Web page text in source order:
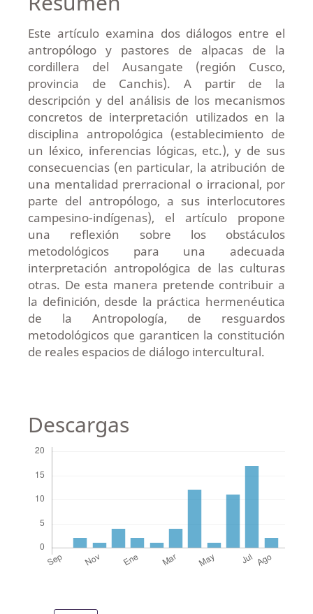
Este artículo examina dos diálogos entre el
antropólogo y pastores de alpacas de la
cordillera del Ausangate (región Cusco,
provincia de Canchis). A partir de la
descripción y del análisis de los mecanismos
concretos de interpretación utilizados en la
disciplina antropológica (establecimiento de
un léxico, inferencias lógicas, etc.), y de sus
consecuencias (en particular, la atribución de
una mentalidad prerracional o irracional, por
parte del antropólogo, a sus interlocutores
campesino-indígenas), el artículo propone
una reflexión sobre los obstáculos
metodológicos para una adecuada
interpretación antropológica de las culturas
otras. De esta manera pretende contribuir a
la definición, desde la práctica hermenéutica
de la Antropología, de resguardos
metodológicos que garanticen la constitución
de reales espacios de diálogo intercultural.
Descargas